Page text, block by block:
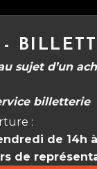
sujet d’un
billetterie
:
de 14h
de